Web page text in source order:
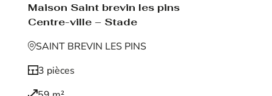
Maison Saint brevin les pins
Centre-ville – Stade
SAINT BREVIN LES PINS
3 pièces